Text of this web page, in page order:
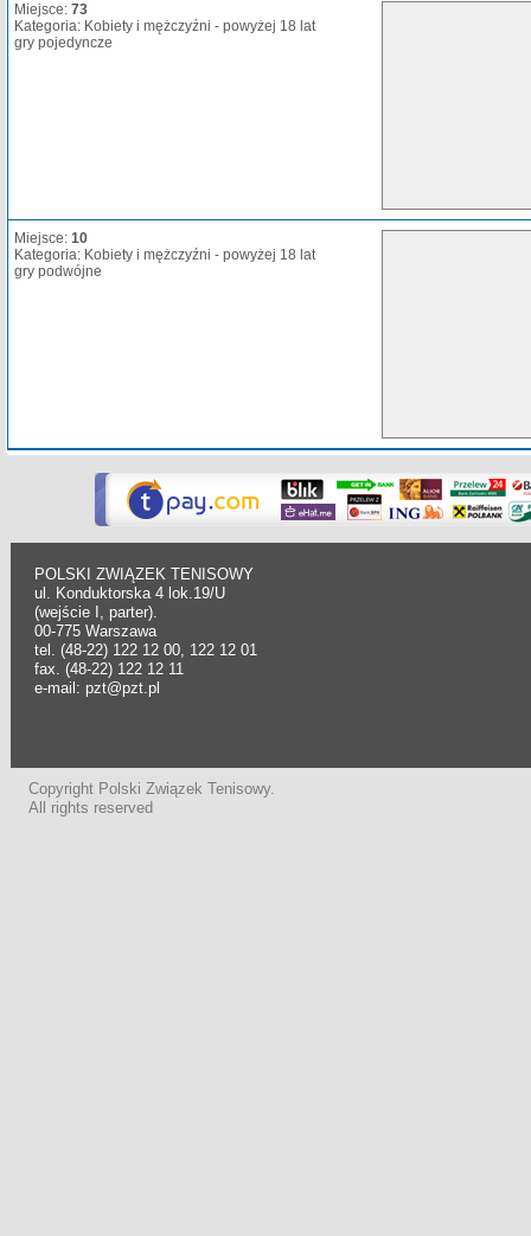
Miejsce: 73
Kategoria: Kobiety i mężczyźni - powyżej 18 lat
gry pojedyncze
Miejsce: 10
Kategoria: Kobiety i mężczyźni - powyżej 18 lat
gry podwójne
POLSKI ZWIĄZEK TENISOWY
ul. Konduktorska 4 lok.19/U
(wejście I, parter).
00-775 Warszawa
tel. (48-22) 122 12 00, 122 12 01
fax. (48-22) 122 12 11
e-mail: pzt@pzt.pl
Copyright Polski Związek Tenisowy.
All rights reserved